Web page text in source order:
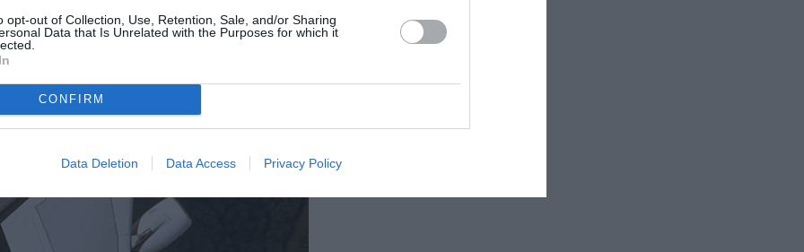
opt-out of Collection, Use, Retention, Sale, and/or Sharing
Data that Is Unrelated with the Purposes for which it
CONFIRM
Data Deletion Data Access Privacy Policy